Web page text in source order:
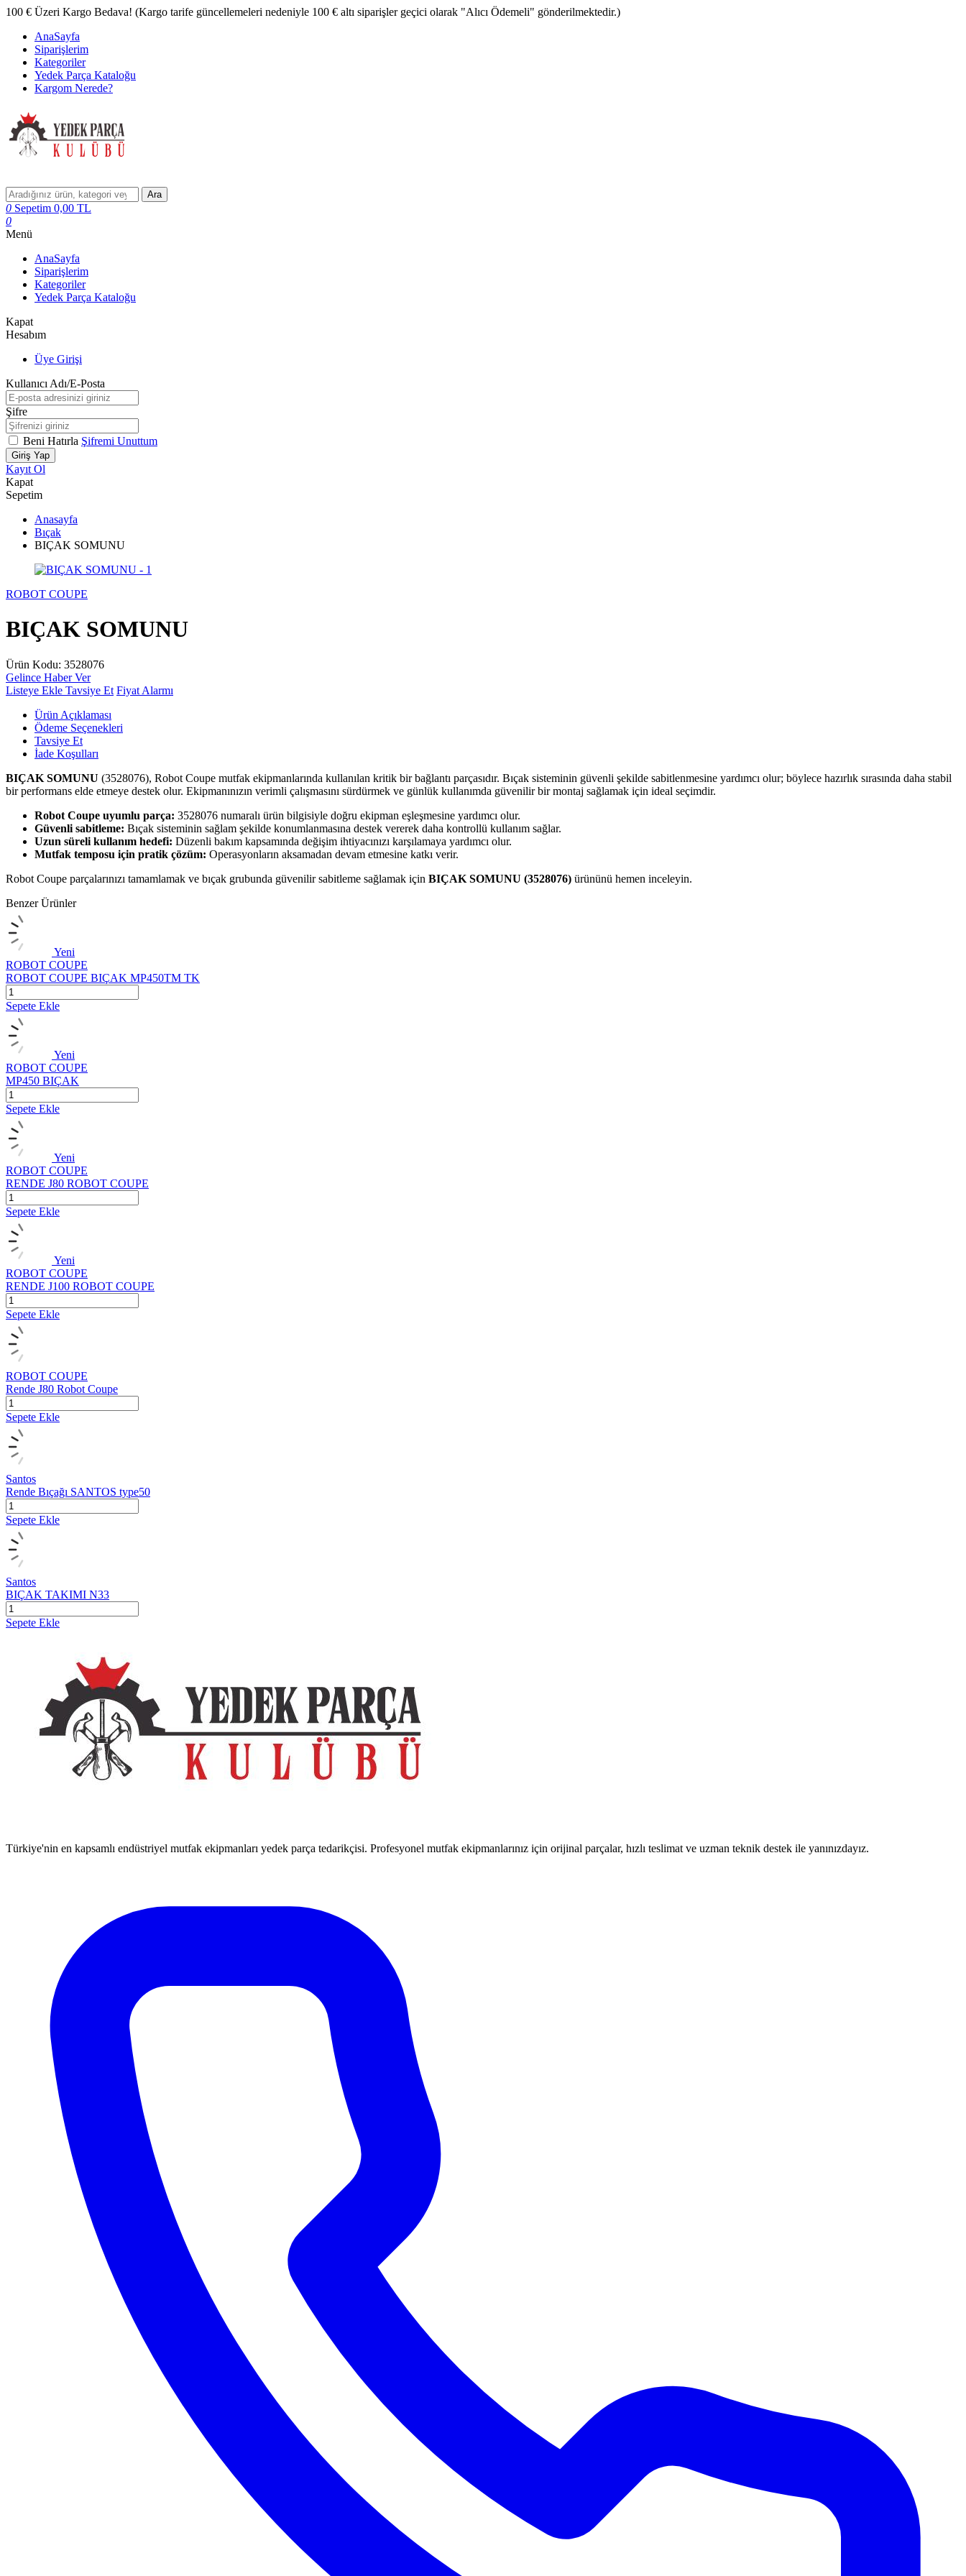
100 € Üzeri Kargo Bedava! (Kargo tarife güncellemeleri nedeniyle 100 € altı siparişler geçici olarak "Alıcı Ödemeli" gönderilmektedir.)
AnaSayfa
Siparişlerim
Kategoriler
Yedek Parça Kataloğu
Kargom Nerede?
Ara
0 Sepetim 0,00 TL
0
Menü
AnaSayfa
Siparişlerim
Kategoriler
Yedek Parça Kataloğu
Kapat
Hesabım
Üye Girişi
Kullanıcı Adı/E-Posta
Şifre
Beni Hatırla Şifremi Unuttum
Giriş Yap
Kayıt Ol
Kapat
Sepetim
Anasayfa
Bıçak
BIÇAK SOMUNU
ROBOT COUPE
BIÇAK SOMUNU
Ürün Kodu: 3528076
Gelince Haber Ver
Listeye Ekle Tavsiye Et Fiyat Alarmı
Ürün Açıklaması
Ödeme Seçenekleri
Tavsiye Et
İade Koşulları
BIÇAK SOMUNU (3528076), Robot Coupe mutfak ekipmanlarında kullanılan kritik bir bağlantı parçasıdır. Bıçak sisteminin güvenli şekilde sabitlenmesine yardımcı olur; böylece hazırlık sırasında daha stabil
bir performans elde etmeye destek olur. Ekipmanınızın verimli çalışmasını sürdürmek ve günlük kullanımda güvenilir bir montaj sağlamak için ideal seçimdir.
Robot Coupe uyumlu parça: 3528076 numaralı ürün bilgisiyle doğru ekipman eşleşmesine yardımcı olur.
Güvenli sabitleme: Bıçak sisteminin sağlam şekilde konumlanmasına destek vererek daha kontrollü kullanım sağlar.
Uzun süreli kullanım hedefi: Düzenli bakım kapsamında değişim ihtiyacınızı karşılamaya yardımcı olur.
Mutfak temposu için pratik çözüm: Operasyonların aksamadan devam etmesine katkı verir.
Robot Coupe parçalarınızı tamamlamak ve bıçak grubunda güvenilir sabitleme sağlamak için BIÇAK SOMUNU (3528076) ürününü hemen inceleyin.
Benzer Ürünler
Yeni
ROBOT COUPE
ROBOT COUPE BIÇAK MP450TM TK
Sepete Ekle
Yeni
ROBOT COUPE
MP450 BIÇAK
Sepete Ekle
Yeni
ROBOT COUPE
RENDE J80 ROBOT COUPE
Sepete Ekle
Yeni
ROBOT COUPE
RENDE J100 ROBOT COUPE
Sepete Ekle
ROBOT COUPE
Rende J80 Robot Coupe
Sepete Ekle
Santos
Rende Bıçağı SANTOS type50
Sepete Ekle
Santos
BIÇAK TAKIMI N33
Sepete Ekle
Türkiye'nin en kapsamlı endüstriyel mutfak ekipmanları yedek parça tedarikçisi. Profesyonel mutfak ekipmanlarınız için orijinal parçalar, hızlı teslimat ve uzman teknik destek ile yanınızdayız.